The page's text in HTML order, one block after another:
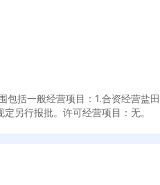
括一般经营项目：1.合资经营
另行报批。许可经营项目：无。